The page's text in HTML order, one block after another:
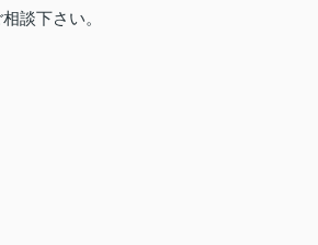
談下さい。